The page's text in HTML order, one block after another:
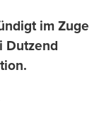
im Zuge
Dutzend